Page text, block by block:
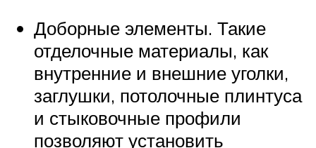
Доборные элементы. Такие
отделочные материалы, как
внутренние и внешние уголки,
заглушки, потолочные плинтуса
и стыковочные профили
позволяют установить